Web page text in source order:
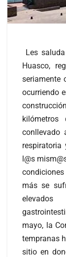
Les
Huasco,
seriamente
ocurriendo
conllevado
respiratoria
l@s
más se
mayo, la
tempranas
sitio en